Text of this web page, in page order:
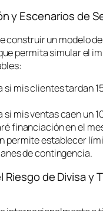
y Escenarios de
construir un modelo
permita simular el
si mis clientes tardan
si mis ventas caen un
financiación en el
permite establecer
de contingencia.
Riesgo de Divisa y